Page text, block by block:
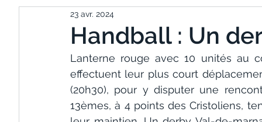
Handball : Un
23 avr. 2024
Lanterne rouge avec 10 unités au
effectuent leur plus court
(20h30), pour y disputer une
13èmes, à 4 points des Cristoliens,